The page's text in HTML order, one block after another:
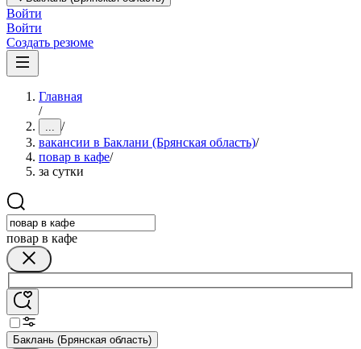
Войти
Войти
Создать резюме
Главная
/
... /
вакансии в Баклани (Брянская область)/
повар в кафе/
за сутки
повар в кафе
Баклань (Брянская область)